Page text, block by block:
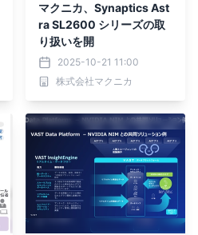
マクニカ、Synaptics Ast
ra SL2600 シリーズの取
り扱いを開
2025-10-21 11:00
株式会社マクニカ